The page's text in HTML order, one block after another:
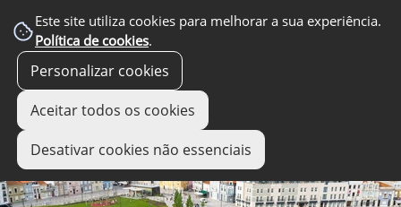
Este site utiliza cookies para melhorar a sua experiência.
Política de cookies.
Personalizar cookies
Aceitar todos os cookies
Desativar cookies não essenciais